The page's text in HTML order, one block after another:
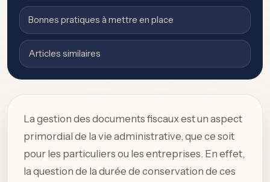
Bonnes pratiques à mettre en place
Articles similaires
La gestion des documents fiscaux est un aspect
primordial de la vie administrative, que ce soit
pour les particuliers ou les entreprises. En effet,
la question de la durée de conservation de ces